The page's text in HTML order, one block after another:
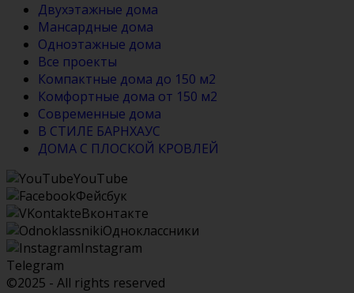
Двухэтажные дома
Мансардные дома
Одноэтажные дома
Все проекты
Компактные дома до 150 м2
Комфортные дома от 150 м2
Современные дома
В СТИЛЕ БАРНХАУС
ДОМА С ПЛОСКОЙ КРОВЛЕЙ
YouTube
Фейсбук
Вконтакте
Одноклассники
Instagram
Telegram
©2025 - All rights reserved